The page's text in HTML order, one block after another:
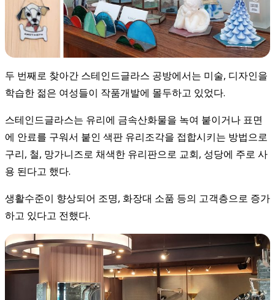
두 번째로 찾아간 스테인드글라스 공방에서는 미술, 디자인을
학습한 젊은 여성들이 작품개발에 몰두하고 있었다.
스테인드글라스는 유리에 금속산화물을 녹여 붙이거나 표면
에 안료를 구워서 붙인 색판 유리조각을 접합시키는 방법으로
구리, 철, 망가니즈로 채색한 유리판으로 교회, 성당에 주로 사
용 된다고 했다.
생활수준이 향상되어 조명, 화장대 소품 등의 고객층으로 증가
하고 있다고 전했다.